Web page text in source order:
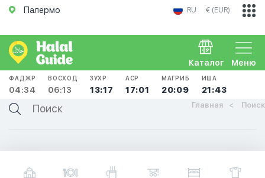
Палермо RU € (EUR)
Меню
Каталог
ФАДЖР
04:34
ВОСХОД
06:13
ЗУХР
13:17
АСР
17:01
МАГРИБ
20:09
ИША
21:43
Главная Поиск